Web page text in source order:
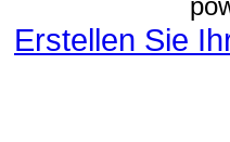
Erstellen Sie